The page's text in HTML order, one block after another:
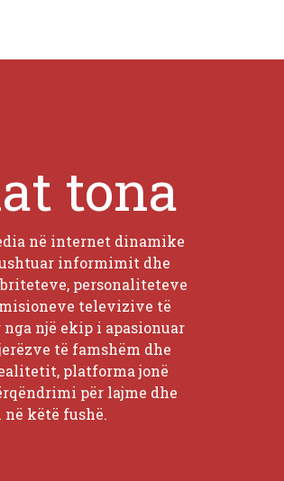
tona
në internet dinamike
informimit dhe
personaliteteve
televizive të
një ekip i apasionuar
të famshëm dhe
platforma jonë
për lajme dhe
këtë fushë.